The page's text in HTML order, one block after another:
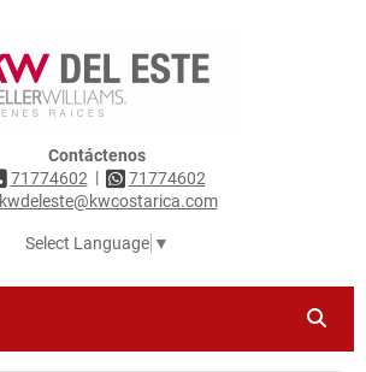
Contáctenos
71774602 |
71774602
kwdeleste@kwcostarica.com
Select Language ▼